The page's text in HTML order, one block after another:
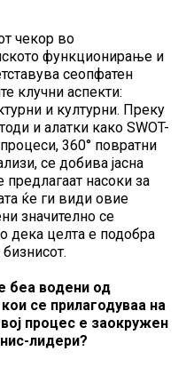
чекор во
функционирање и
сеопфатен
клучни аспекти:
и културни. Преку
и алатки како SWOT-
360° повратни
се добива јасна
предлагаат насоки за
ќе ги види овие
значително се
дека целта е подобра
беа водени од
се прилагодуваа на
процес е заокружен
лидери?